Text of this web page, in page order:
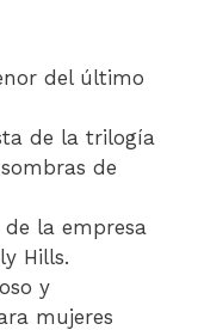
del último
de la trilogía
de
la empresa
Hills.
y
mujeres